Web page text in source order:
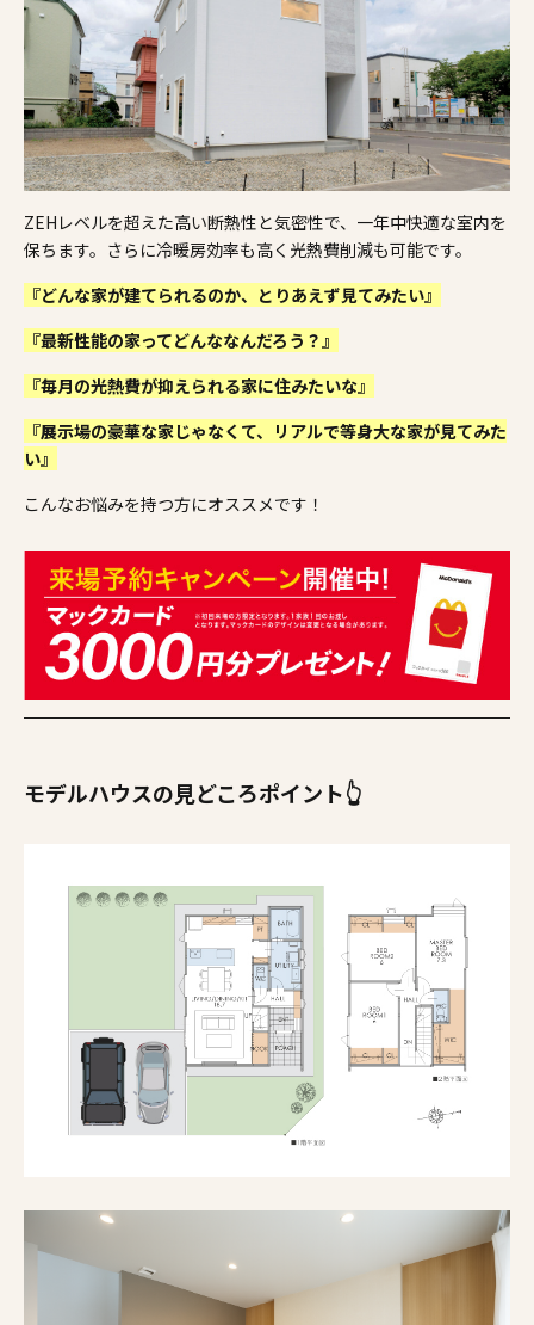
ZEHレベルを超えた高い断熱性と気密性で、一年中快適な室内を
保ちます。さらに冷暖房効率も高く光熱費削減も可能です。
『どんな家が建てられるのか、とりあえず見てみたい』
『最新性能の家ってどんななんだろう？』
『毎月の光熱費が抑えられる家に住みたいな』
『展示場の豪華な家じゃなくて、リアルで等身大な家が見てみた
い』
こんなお悩みを持つ方にオススメです！
モデルハウスの見どころポイント👆